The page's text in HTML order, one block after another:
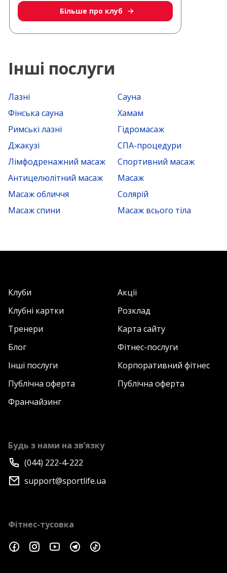
Більше про клуб
Інші послуги
Лазні
Сауна
Фінська сауна
Хамам
Римські лазні
Гідромасаж
Джакузі
СПА-процедури
Лімфодренажний масаж
Спортивний масаж
Антицелюлітний масаж
Масаж
Масаж обличчя
Солярій
Масаж спини
Масаж всього тіла
Клуби
Акції
Клубні картки
Розклад
Тренери
Карта сайту
Блог
Фітнес-послуги
Інші послуги
Корпоративний фітнес
Публічна оферта
Публічна оферта
Франчайзинг
Будь з нами на зв’язку
(044) 222-4-222
support@sportlife.ua
Фітнес-тусовка